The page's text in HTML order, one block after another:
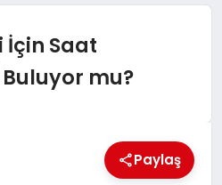
İçin Saat
mu?
Paylaş